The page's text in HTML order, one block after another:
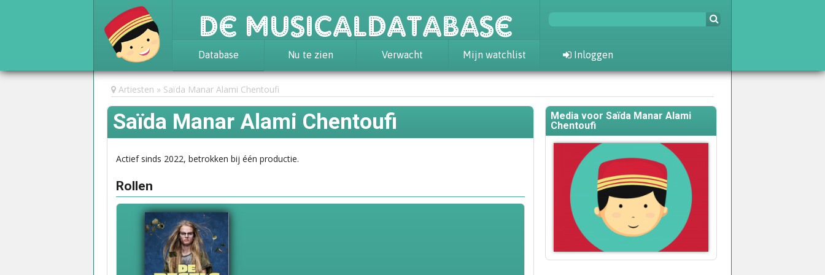
De Musicaldatabase
Database
Achtergrond
Awards
Statistieken
Nu te zien Verwacht Mijn watchlist Inloggen
Artiesten Saïda Manar Alami Chentoufi
Saïda Manar Alami Chentoufi
Actief sinds 2022, betrokken bij één productie.
Rollen
Media voor Saïda Manar Alami
Chentoufi